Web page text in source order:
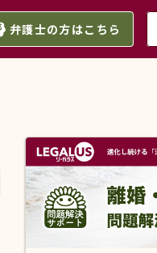
弁護士の方はこちら